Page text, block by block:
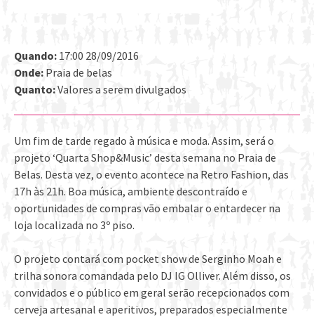
Quando: 17:00 28/09/2016
Onde: Praia de belas
Quanto:Valores a serem divulgados
Um fim de tarde regado à música e moda. Assim, será o
projeto ‘Quarta Shop&Music’ desta semana no Praia de
Belas. Desta vez, o evento acontece na Retro Fashion, das
17h às 21h. Boa música, ambiente descontraído e
oportunidades de compras vão embalar o entardecer na
loja localizada no 3º piso.
O projeto contará com pocket show de Serginho Moah e
trilha sonora comandada pelo DJ IG Olliver. Além disso, os
convidados e o público em geral serão recepcionados com
cerveja artesanal e aperitivos, preparados especialmente